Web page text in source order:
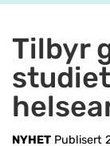
Tilbyr
NYHET Publisert